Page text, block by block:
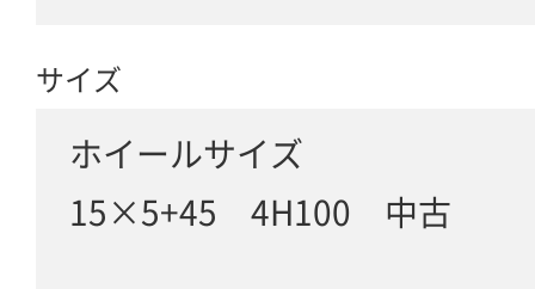
サイズ
ホイールサイズ
15×5+45 4H100 中古